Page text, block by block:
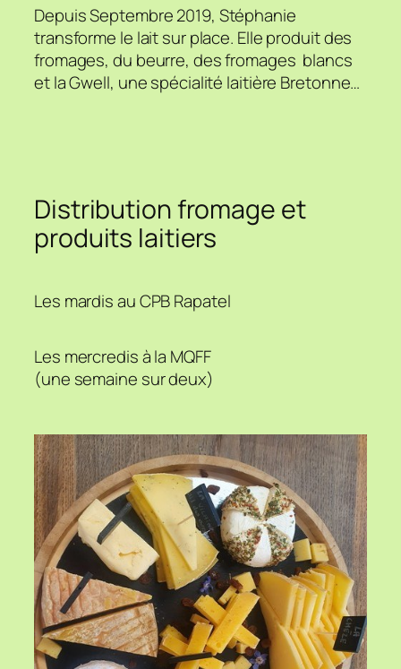
Depuis Septembre 2019, Stéphanie
transforme le lait sur place. Elle produit des
fromages, du beurre, des fromages blancs
et la Gwell, une spécialité laitière Bretonne…
Distribution fromage et
produits laitiers
Les mardis au CPB Rapatel
Les mercredis à la MQFF
(une semaine sur deux)